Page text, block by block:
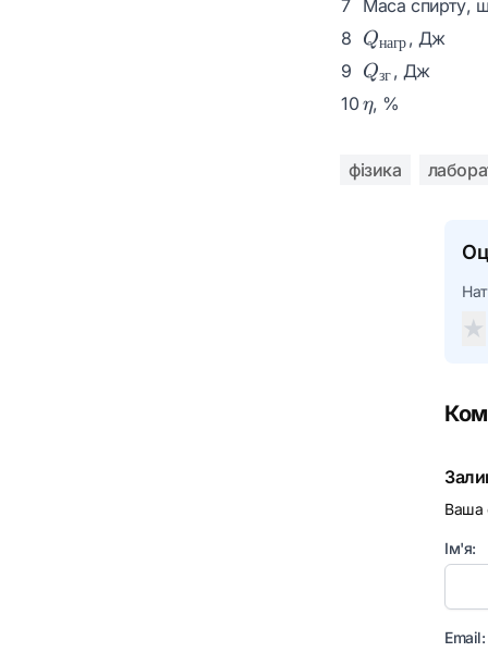
7
Маса спирту,
8 Q_{нагр}
Qнагр, Дж
9 Q_{зг}
Qзг, Дж
10 \eta
η, %
фізика
★
Ваша
Ім'я:
Email: